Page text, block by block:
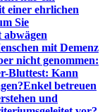
einer ehrlichen
Sie
abwägen
mit Demenz
nicht genommen:
Bluttest: Kann
Enkel betreuen
und